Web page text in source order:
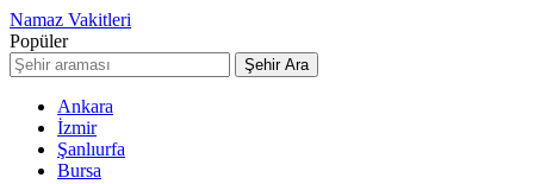
Namaz Vakitleri
Popüler
Şehir Ara
Ankara
İzmir
Şanlıurfa
Bursa